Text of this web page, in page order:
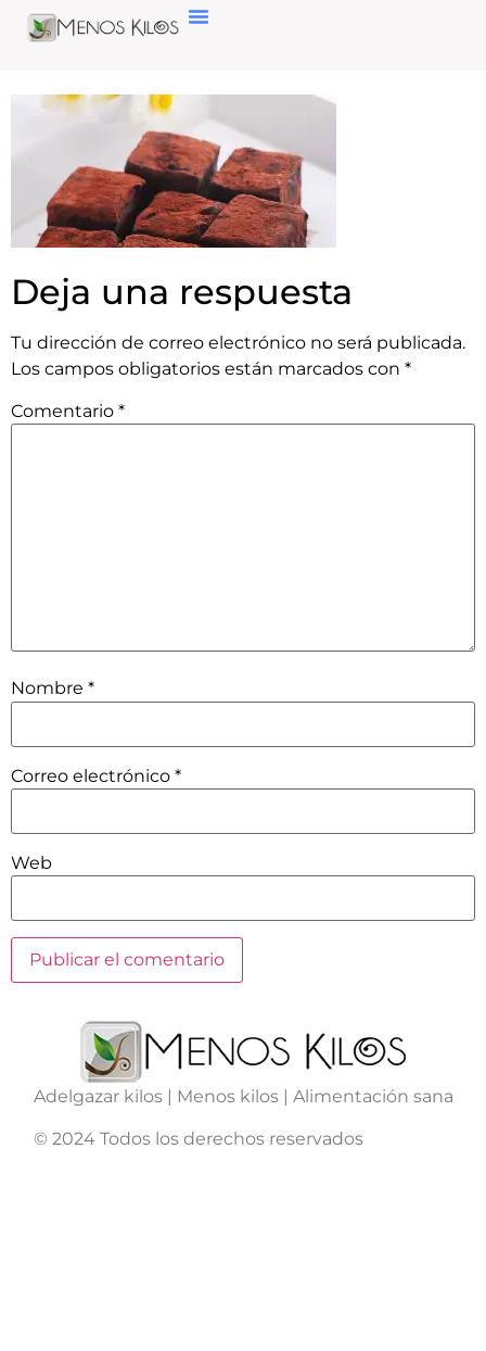
Deja una respuesta
Tu dirección de correo electrónico no será publicada.
Los campos obligatorios están marcados con *
Comentario *
Nombre *
Correo electrónico *
Web
Adelgazar kilos | Menos kilos | Alimentación sana
© 2024 Todos los derechos reservados